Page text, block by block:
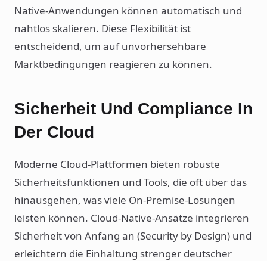
Native-Anwendungen können automatisch und
nahtlos skalieren. Diese Flexibilität ist
entscheidend, um auf unvorhersehbare
Marktbedingungen reagieren zu können.
Sicherheit Und Compliance In
Der Cloud
Moderne Cloud-Plattformen bieten robuste
Sicherheitsfunktionen und Tools, die oft über das
hinausgehen, was viele On-Premise-Lösungen
leisten können. Cloud-Native-Ansätze integrieren
Sicherheit von Anfang an (Security by Design) und
erleichtern die Einhaltung strenger deutscher